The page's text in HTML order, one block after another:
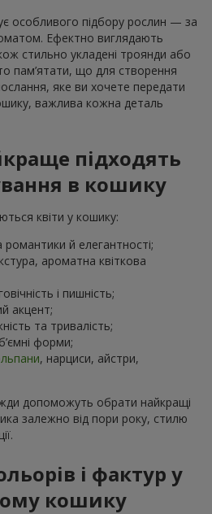
особливого підбору рослин — за
Ефектно виглядають
стильно укладені троянди або
пам’ятати, що для створення
яке ви хочете передати
важлива кожна деталь
підходять
в кошику
квіти у кошику:
й елегантності;
ароматна квіткова
і пишність;
акцент;
та тривалість;
форми;
, нарциси, айстри,
допоможуть обрати найкращі
залежно від пори року, стилю
і фактур у
кошику